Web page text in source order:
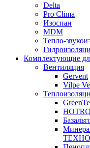
Delta
Pro Clima
Изоспан
MDM
Тепло-
Комплектующие
Вентиляция
Gervent
Vilpe